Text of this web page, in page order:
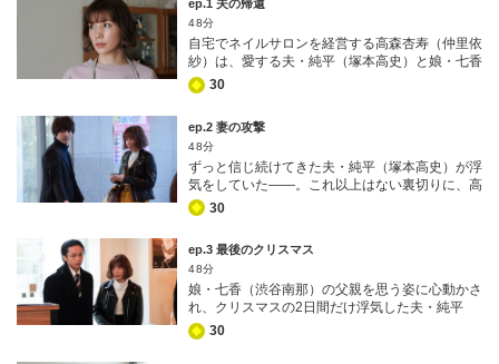
プロデューサー：飯田爽（テレビ朝日） 木曽貴美子（MMJ）
制作：テレビ朝日 MMJ
ep.1 夫の帰還
48分
自宅でネイルサロンを経営する高森杏寿（仲里依
紗）は、愛する夫・純平（塚本高史）と娘・七香
（渋谷南那）に支えられ、ごく普通の幸せな家庭
を築いていた。そんな折、大手ゼネコンに勤務す
なる。これに伴い、家族が一緒に過ごせる時間
は、純平が帰ってこられる週末だけに…。だが、
3人の関係性は以前と変わらず家族愛でいっぱ
い。この“絵に描いたような幸せ”が崩れてしまう
日がまさか訪れるなんて…。杏寿は想像すらして
30
ep.2 妻の攻撃
48分
ずっと信じ続けてきた夫・純平（塚本高史）が浮
気をしていた――。これ以上はない裏切りに、高
森杏寿（仲里依紗）の心はひどく傷つけられる。
事の経緯を説明し、「やり直したい」と必死に許
とができない。 「私たち…もう終わりよ。二度
とこの家に帰って来ないで」 杏寿に突き放さ
れ、何よりも大切なものを台無しにしてしまった
ことを痛感した純平は、自らの愚かさにあきれな
がら、家を出ていく。
30
ep.3 最後のクリスマス
48分
娘・七香（渋谷南那）の父親を思う姿に心動かさ
れ、クリスマスの2日間だけ浮気した夫・純平
（塚本高史）が家に帰ってくることを許した高森
杏寿（仲里依紗）。しかし家に戻ってくる直前、
30